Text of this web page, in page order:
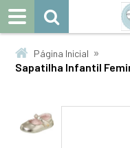
Página Inicial »
Sapatilha Infantil